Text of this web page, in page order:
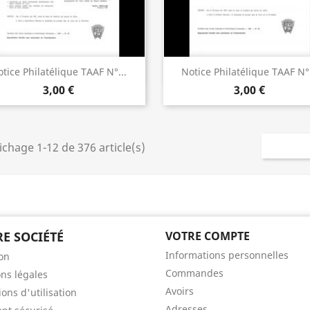
Philatélique TAAF N°...
3,00 €
Aperçu rapide Notice Philatélique TAAF
3,00 €
Aperçu rapide
1-12 de 376 article(s)
SOCIÉTÉ
légales
d'utilisation
VOTRE COMPTE
Informations personnelles
Commandes
Avoirs